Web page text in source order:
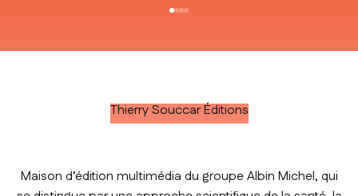
Thierry Souccar Éditions
Maison d’édition multimédia du groupe Albin Michel, qui